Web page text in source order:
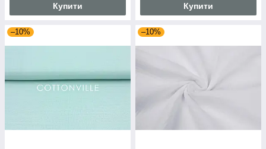
Купити Купити
–10% –10%